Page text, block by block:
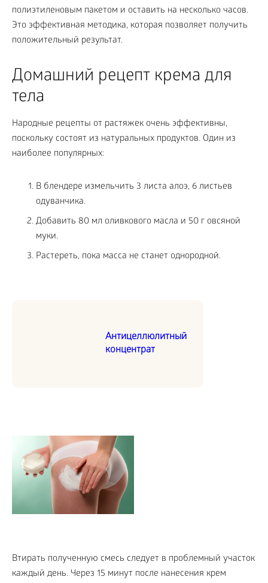
полиэтиленовым пакетом и оставить на несколько часов.
Это эффективная методика, которая позволяет получить
положительный результат.
Домашний рецепт крема для
тела
Народные рецепты от растяжек очень эффективны,
поскольку состоят из натуральных продуктов. Один из
наиболее популярных:
В блендере измельчить 3 листа алоэ, 6 листьев
одуванчика.
Добавить 80 мл оливкового масла и 50 г овсяной
муки.
Растереть, пока масса не станет однородной.
Антицеллюлитный
концентрат
Втирать полученную смесь следует в проблемный участок
каждый день. Через 15 минут после нанесения крем